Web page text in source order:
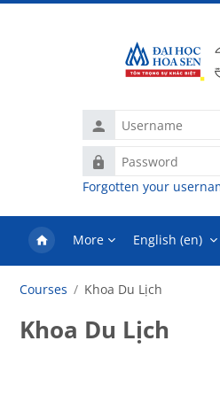
Username
Password
Forgotten your
More English ‎(en)‎
Courses Khoa Du Lịch
Khoa Du Lịch